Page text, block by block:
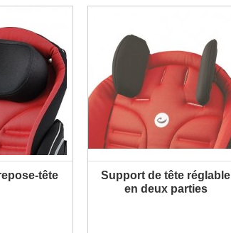
tête
Support de tête réglable
en deux parties
PLUS D'INFORMATION